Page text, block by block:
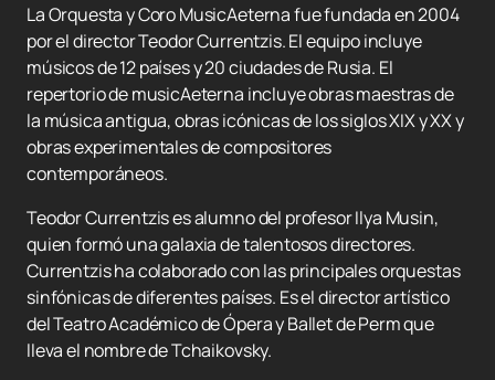
La Orquesta y Coro MusicAeterna fue fundada en 2004
por el director Teodor Currentzis. El equipo incluye
músicos de 12 países y 20 ciudades de Rusia. El
repertorio de musicAeterna incluye obras maestras de
la música antigua, obras icónicas de los siglos XIX y XX y
obras experimentales de compositores
contemporáneos.
Teodor Currentzis es alumno del profesor Ilya Musin,
quien formó una galaxia de talentosos directores.
Currentzis ha colaborado con las principales orquestas
sinfónicas de diferentes países. Es el director artístico
del Teatro Académico de Ópera y Ballet de Perm que
lleva el nombre de Tchaikovsky.